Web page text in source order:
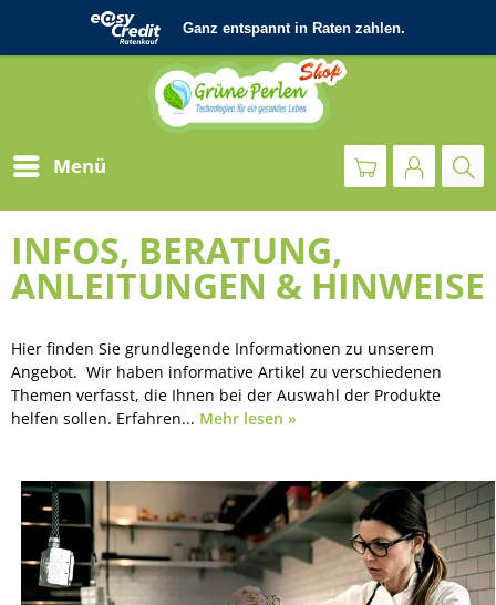
Menü
INFOS, BERATUNG,
ANLEITUNGEN & HINWEISE
Hier finden Sie grundlegende Informationen zu unserem
Angebot. Wir haben informative Artikel zu verschiedenen
Themen verfasst, die Ihnen bei der Auswahl der Produkte
helfen sollen. Erfahren... Mehr lesen »